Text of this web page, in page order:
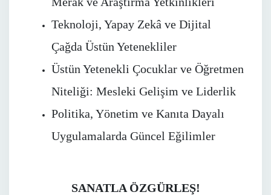
Teknoloji, Yapay Zekâ ve Dijital
Çağda Üstün Yetenekliler
Üstün Yetenekli Çocuklar ve Öğretmen
Niteliği: Mesleki Gelişim ve Liderlik
Politika, Yönetim ve Kanıta Dayalı
Uygulamalarda Güncel Eğilimler
SANATLA ÖZGÜRLEŞ!